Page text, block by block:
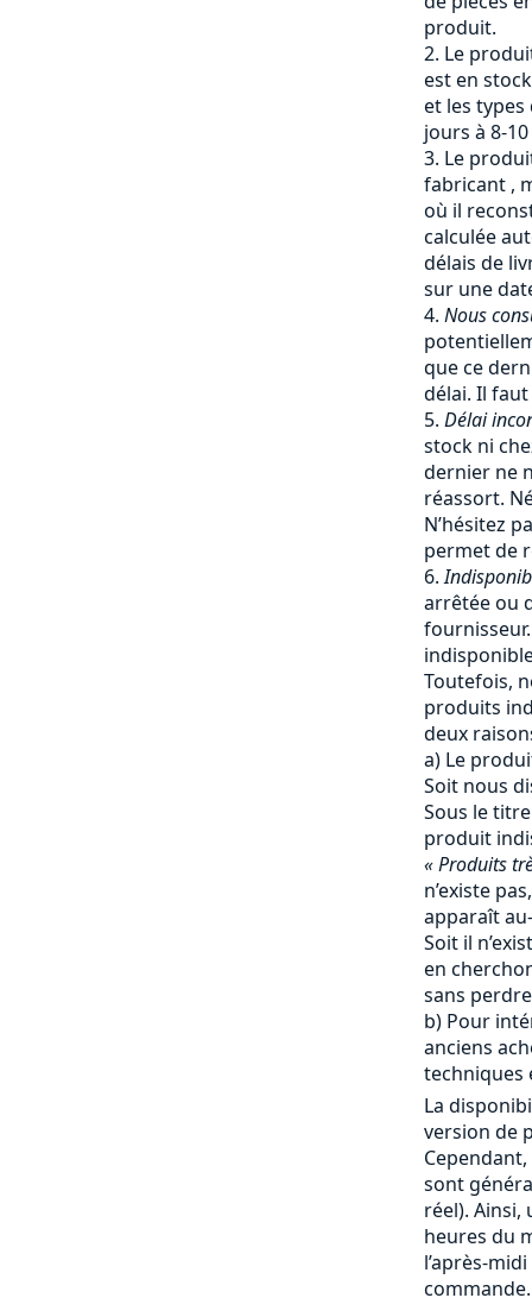
produit.
Le
est en
et les types
jours à 8-
Le
fabricant ,
où il
calculée
délais de
sur une
Nous
que ce
délai. Il
Délai
stock ni
dernier ne
réassort.
N’hésitez
permet de
arrêtée ou
Toutefois,
produits
deux
a) Le
Soit nous
Sous le
produit
« Produits
n’existe
apparaît
Soit il
en
sans
b) Pour
anciens
techniques
La
version de
sont
réel).
heures du
l’après-